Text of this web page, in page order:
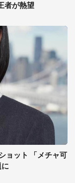
者が熱望
ョット 「メチャ可